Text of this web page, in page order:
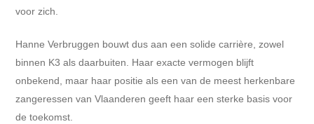
voor zich.
Hanne Verbruggen bouwt dus aan een solide carrière, zowel
binnen K3 als daarbuiten. Haar exacte vermogen blijft
onbekend, maar haar positie als een van de meest herkenbare
zangeressen van Vlaanderen geeft haar een sterke basis voor
de toekomst.